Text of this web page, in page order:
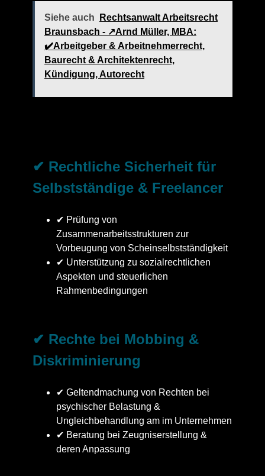
Siehe auch
Rechtsanwalt Arbeitsrecht
Braunsbach - ↗️Arnd Müller, MBA:
✔️Arbeitgeber & Arbeitnehmerrecht,
Baurecht & Architektenrecht,
Kündigung, Autorecht
✔ Rechtliche Sicherheit für
Selbstständige & Freelancer
✔ Prüfung von
Zusammenarbeitsstrukturen zur
Vorbeugung von Scheinselbstständigkeit
✔ Unterstützung zu sozialrechtlichen
Aspekten und steuerlichen
Rahmenbedingungen
✔ Rechte bei Mobbing &
Diskriminierung
✔ Geltendmachung von Rechten bei
psychischer Belastung &
Ungleichbehandlung am im Unternehmen
✔ Beratung bei Zeugniserstellung &
deren Anpassung